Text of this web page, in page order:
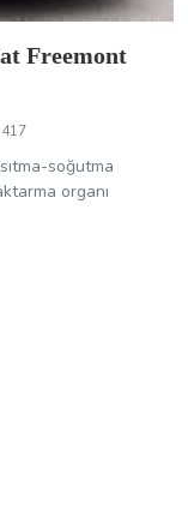
Freemont
417
soğutma
organı